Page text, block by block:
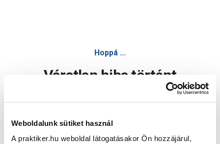
Weboldalunk sütiket használ
A praktiker.hu weboldal látogatásakor Ön hozzájárul,
Hoppá ...
Váratlan hiba történt
Oldal újratöltése